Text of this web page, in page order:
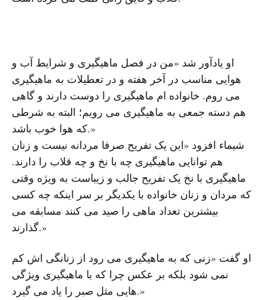
او یادآور شد «من در فصل ماهیگیری و شرایط آب و
هوایی مناسب در آخر هفته و در تعطیلات به ماهیگیری
می روم. خانواده ام ماهیگیری را دوست دارند و گاهی
هم دسته جمعی به ماهیگیری می رویم؛ البته به شرطی
که هوا خوب باشد.»
شیماء افزود «این یک تفریح صرفا مردانه نیست و زنان
هم توانایی ماهیگیری چه با نخ و چه قلاب را دارند.
ماهیگیری با نخ یک تفریح جالب و زیباست به ویژه وقتی
که مردان و زنان خانواده با یکدیگر بر سر اینکه چه کسی
بیشترین تعداد ماهی را صید می کنند مسابقه می
گذارند.»
او گفت «زنی که به ماهیگیری می رود از زنانگی اش کم
نمی شود بلکه بر عکس چرا که با ماهیگیری ویژگی
هایی مثل صبر را یاد می گیرد.»